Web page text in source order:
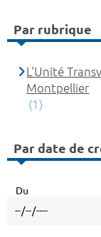
Par rubrique
L'Unité
Montpellier
(1)
Par date de
Du